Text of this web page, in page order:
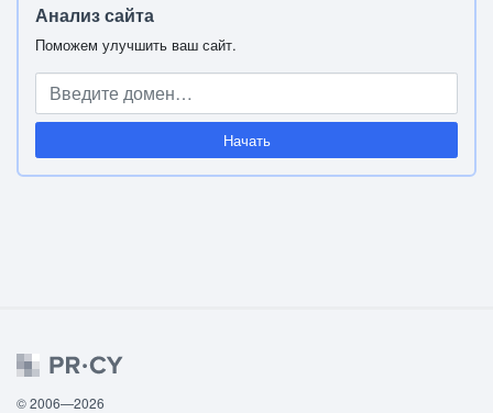
Анализ сайта
Поможем улучшить ваш сайт.
Начать
© 2006—2026